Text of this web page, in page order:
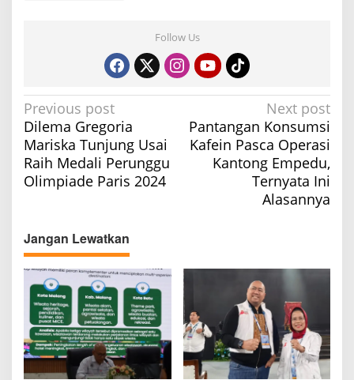
Follow Us
P
o
s
t
v
i
g
a
t
i
Previous post
Dilema Gregoria
Mariska Tunjung Usai
Raih Medali Perunggu
Olimpiade Paris 2024
Next post
Pantangan Konsumsi
Kafein Pasca Operasi
Kantong Empedu,
Ternyata Ini
Alasannya
Jangan Lewatkan